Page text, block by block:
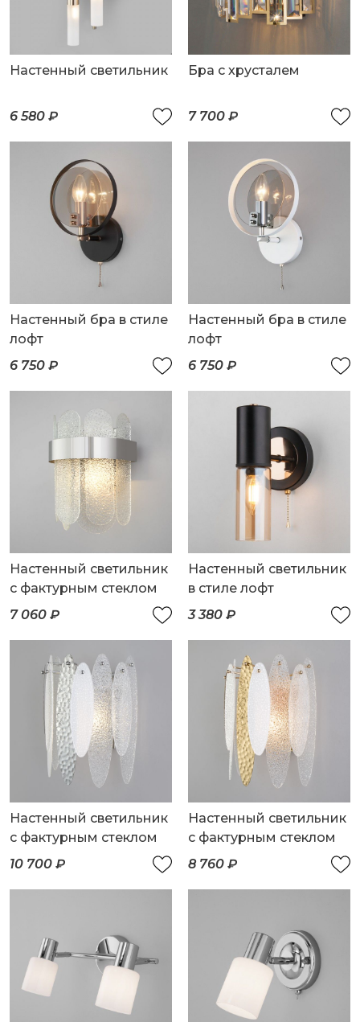
Настенный светильник
6 580 ₽
Бра с хрусталем
7 700 ₽
Настенный бра в стиле
лофт
6 750 ₽
Настенный бра в стиле
лофт
6 750 ₽
Настенный светильник
с фактурным стеклом
7 060 ₽
Настенный светильник
в стиле лофт
3 380 ₽
Настенный светильник
с фактурным стеклом
10 700 ₽
Настенный светильник
с фактурным стеклом
8 760 ₽